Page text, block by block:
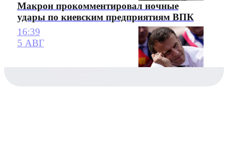
Макрон прокомментировал ночные
удары по киевским предприятиям ВПК
16:39
5 АВГ